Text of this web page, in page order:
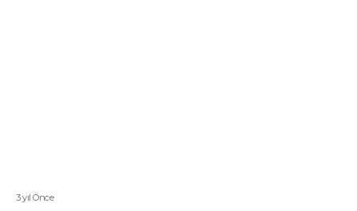
3 yıl Önce